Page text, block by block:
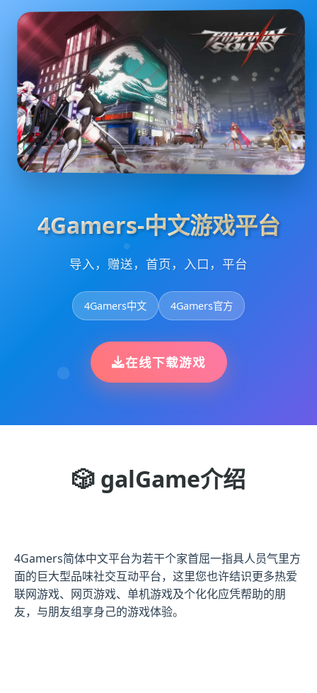
4Gamers-中文游戏平台
导入，赠送，首页，入口，平台
4Gamers中文 4Gamers官方
在线下载游戏
🎲 galGame介绍
4Gamers简体中文平台为若干个家首屈一指具人员气里方
面的巨大型品味社交互动平台，这里您也许结识更多热爱
联网游戏、网页游戏、单机游戏及个化化应凭帮助的朋
友，与朋友组享身己的游戏体验。